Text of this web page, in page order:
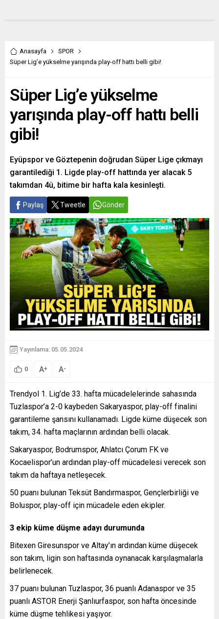
Anasayfa
SPOR
Süper Lig’e yükselme yarışında play-off hattı belli gibi!
Süper Lig’e yükselme
yarışında play-off hattı belli
gibi!
Eyüpspor ve Göztepenin doğrudan Süper Lige çıkmayı
garantilediği 1. Ligde play-off hattında yer alacak 5
takımdan 4ü, bitime bir hafta kala kesinleşti.
Paylaş Tweetle Gönder
Yayınlama: 05.05.2024
0 A+ A-
Trendyol 1. Lig’de 33. hafta mücadelelerinde sahasında
Tuzlaspor’a 2-0 kaybeden Sakaryaspor, play-off finalini
garantileme şansını kullanamadı. Ligde küme düşecek son
takım, 34. hafta maçlarının ardından belli olacak.
Sakaryaspor, Bodrumspor, Ahlatcı Çorum FK ve
Kocaelispor’un ardından play-off mücadelesi verecek son
takım da haftaya netleşecek.
50 puanı bulunan Teksüt Bandırmaspor, Gençlerbirliği ve
Boluspor, play-off için mücadele eden ekipler.
3 ekip küme düşme adayı durumunda
Bitexen Giresunspor ve Altay’ın ardından küme düşecek
son takım, ligin son haftasında oynanacak karşılaşmalarla
belirlenecek.
37 puanı bulunan Tuzlaspor, 36 puanlı Adanaspor ve 35
puanlı ASTOR Enerji Şanlıurfaspor, son hafta öncesinde
küme düşme tehlikesi yaşıyor.